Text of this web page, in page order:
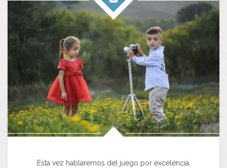
Esta vez hablaremos del juego por excelencia,